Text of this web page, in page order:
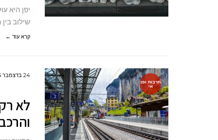
יפן היא
שילוב
קרא עוד ←
תרבות ופנ
אי
24 בדצמבר 2025
לא